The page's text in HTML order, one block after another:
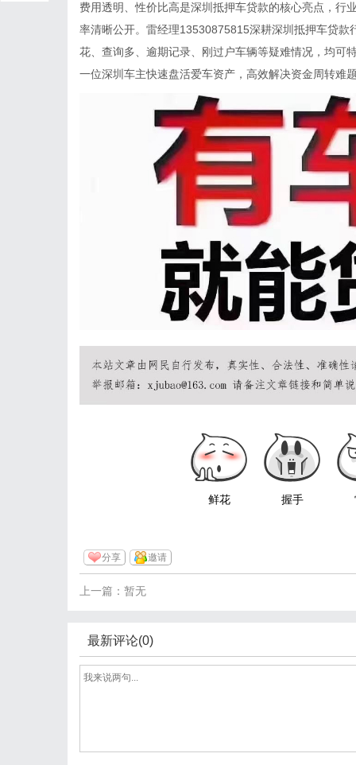
费用透明、性价比高是深圳抵押车贷款的核心亮点，行
率清晰公开。雷经理13530875815深耕深圳抵押车贷
花、查询多、逾期记录、刚过户车辆等疑难情况，均可
一位深圳车主快速盘活爱车资产，高效解决资金周转难
鲜花 握手
分享 邀请
上一篇：暂无
最新评论(0)